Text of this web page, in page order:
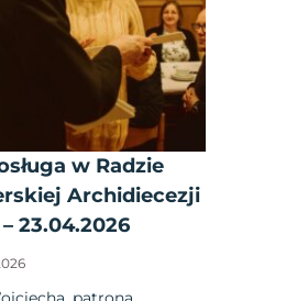
w Radzie
Archidiecezji
23.04.2026